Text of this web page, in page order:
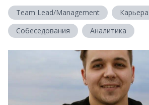
Team Lead/Management
Карьера
Собеседования
Аналитика